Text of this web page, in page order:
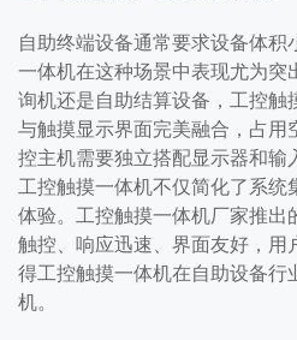
自助终端设备通常要求设备体
一体机在这种场景中表现尤为突
询机还是自助结算设备，工控触
与触摸显示界面完美融合，占用
控主机需要独立搭配显示器和输
工控触摸一体机不仅简化了系统
体验。工控触摸一体机厂家推出
触控、响应迅速、界面友好，用
得工控触摸一体机在自助设备行
机。